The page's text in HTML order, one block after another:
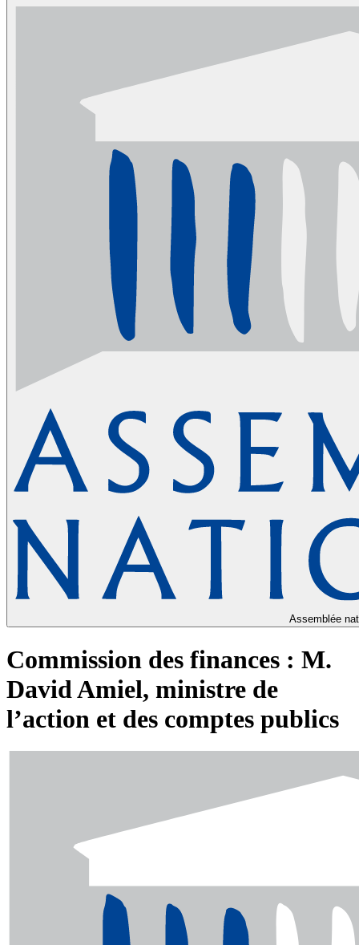
Assemblée
Commission des finances : M.
David Amiel, ministre de
l’action et des comptes publics